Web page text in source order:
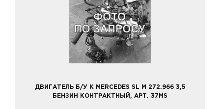
ДВИГАТЕЛЬ Б/У К MERCEDES SL M 272.966 3,5
БЕНЗИН КОНТРАКТНЫЙ, АРТ. 37MS